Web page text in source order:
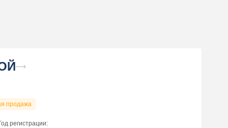
продажа
регистрации: